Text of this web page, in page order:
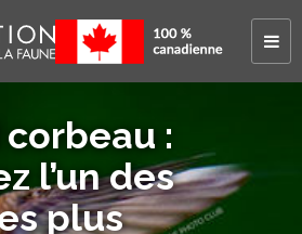
:
l’un des
plus